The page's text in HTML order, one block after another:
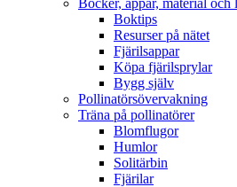
Boktips
Resurser på nätet
Fjärilsappar
Köpa fjärilsprylar
Bygg själv
Pollinatörsövervakning
Träna på pollinatörer
Blomflugor
Humlor
Solitärbin
Fjärilar